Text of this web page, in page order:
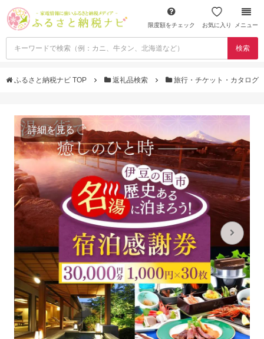
限度額をチェック お気に入り メニュー
検索
ふるさと納税ナビ TOP 返礼品検索 旅行・チケット・カタログ
詳細を見る